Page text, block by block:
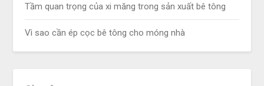
Tầm quan trọng của xi măng trong sản xuất bê tông
Vì sao cần ép cọc bê tông cho móng nhà